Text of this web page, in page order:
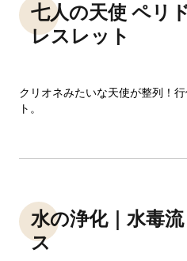
七人の天使 ペリ
レスレット
クリオネみたいな天使が整列！
ト。
水の浄化｜水毒
ス